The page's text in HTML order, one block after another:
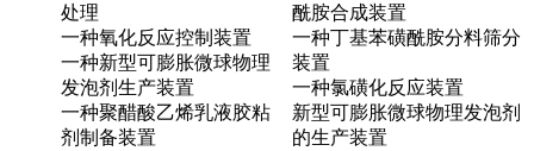
处理
一种氧化反应控制装置
一种新型可膨胀微球物理
发泡剂生产装置
一种聚醋酸乙烯乳液胶粘
剂制备装置
酰胺合成装置
一种丁基苯磺酰胺分料筛分
装置
一种氯磺化反应装置
新型可膨胀微球物理发泡剂
的生产装置